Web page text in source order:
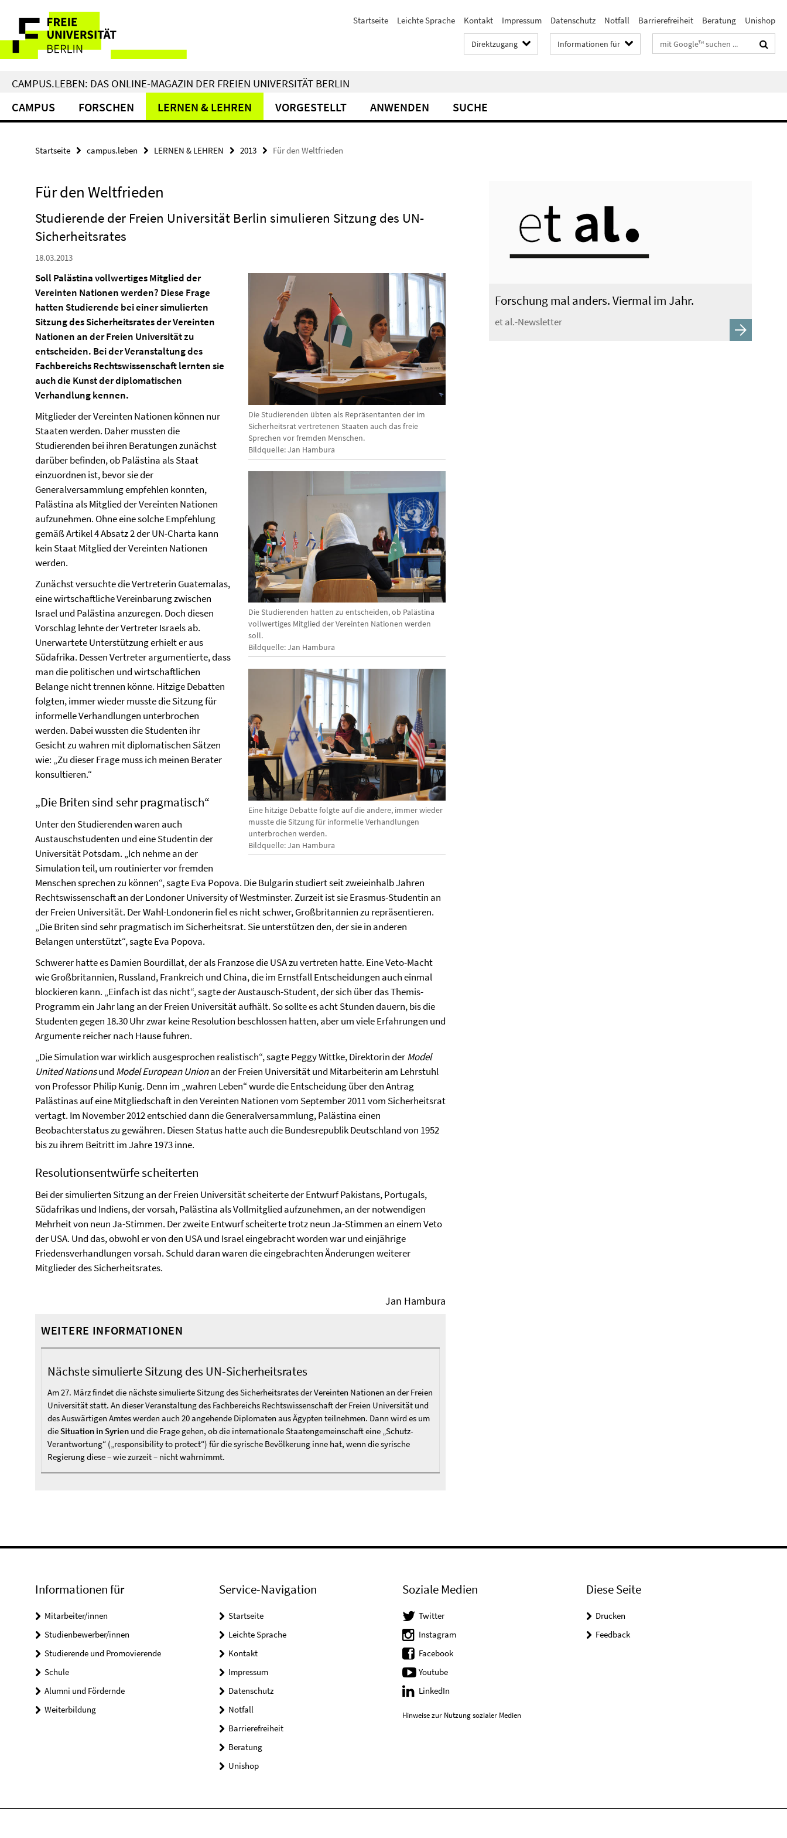
direkt
Inhalt
Service-
Navigation
Startseite Leichte Sprache Kontakt Impressum Datenschutz Notfall Barrierefreiheit Beratung Unishop
Direktzugang Informationen für Suchbegriffe
CAMPUS.LEBEN: DAS ONLINE-MAGAZIN DER FREIEN UNIVERSITÄT BERLIN
CAMPUS FORSCHEN LERNEN & LEHREN VORGESTELLT ANWENDEN SUCHE
Startseite campus.leben LERNEN & LEHREN 2013 Für den Weltfrieden
Für den Weltfrieden
Studierende der Freien Universität Berlin simulieren Sitzung des UN-
Sicherheitsrates
18.03.2013
Die Studierenden übten als Repräsentanten der im
Sicherheitsrat vertretenen Staaten auch das freie
Sprechen vor fremden Menschen.
Bildquelle: Jan Hambura
Die Studierenden hatten zu entscheiden, ob Palästina
vollwertiges Mitglied der Vereinten Nationen werden
soll.
Bildquelle: Jan Hambura
Eine hitzige Debatte folgte auf die andere, immer wieder
musste die Sitzung für informelle Verhandlungen
unterbrochen werden.
Bildquelle: Jan Hambura
Soll Palästina vollwertiges Mitglied der
Vereinten Nationen werden? Diese Frage
hatten Studierende bei einer simulierten
Sitzung des Sicherheitsrates der Vereinten
Nationen an der Freien Universität zu
entscheiden. Bei der Veranstaltung des
Fachbereichs Rechtswissenschaft lernten sie
auch die Kunst der diplomatischen
Verhandlung kennen.
Mitglieder der Vereinten Nationen können nur
Staaten werden. Daher mussten die
Studierenden bei ihren Beratungen zunächst
darüber befinden, ob Palästina als Staat
einzuordnen ist, bevor sie der
Generalversammlung empfehlen konnten,
Palästina als Mitglied der Vereinten Nationen
aufzunehmen. Ohne eine solche Empfehlung
gemäß Artikel 4 Absatz 2 der UN-Charta kann
kein Staat Mitglied der Vereinten Nationen
werden.
Zunächst versuchte die Vertreterin Guatemalas,
eine wirtschaftliche Vereinbarung zwischen
Israel und Palästina anzuregen. Doch diesen
Vorschlag lehnte der Vertreter Israels ab.
Unerwartete Unterstützung erhielt er aus
Südafrika. Dessen Vertreter argumentierte, dass
man die politischen und wirtschaftlichen
Belange nicht trennen könne. Hitzige Debatten
folgten, immer wieder musste die Sitzung für
informelle Verhandlungen unterbrochen
werden. Dabei wussten die Studenten ihr
Gesicht zu wahren mit diplomatischen Sätzen
wie: „Zu dieser Frage muss ich meinen Berater
konsultieren.“
„Die Briten sind sehr pragmatisch“
Unter den Studierenden waren auch
Austauschstudenten und eine Studentin der
Universität Potsdam. „Ich nehme an der
Simulation teil, um routinierter vor fremden
Menschen sprechen zu können“, sagte Eva Popova. Die Bulgarin studiert seit zweieinhalb Jahren
Rechtswissenschaft an der Londoner University of Westminster. Zurzeit ist sie Erasmus-Studentin an
der Freien Universität. Der Wahl-Londonerin fiel es nicht schwer, Großbritannien zu repräsentieren.
„Die Briten sind sehr pragmatisch im Sicherheitsrat. Sie unterstützen den, der sie in anderen
Belangen unterstützt“, sagte Eva Popova.
Schwerer hatte es Damien Bourdillat, der als Franzose die USA zu vertreten hatte. Eine Veto-Macht
wie Großbritannien, Russland, Frankreich und China, die im Ernstfall Entscheidungen auch einmal
blockieren kann. „Einfach ist das nicht“, sagte der Austausch-Student, der sich über das Themis-
Programm ein Jahr lang an der Freien Universität aufhält. So sollte es acht Stunden dauern, bis die
Studenten gegen 18.30 Uhr zwar keine Resolution beschlossen hatten, aber um viele Erfahrungen und
Argumente reicher nach Hause fuhren.
„Die Simulation war wirklich ausgesprochen realistisch“, sagte Peggy Wittke, Direktorin derModel
United Nationsund Model European Unionan der Freien Universität und Mitarbeiterin am Lehrstuhl
von Professor Philip Kunig. Denn im „wahren Leben“ wurde die Entscheidung über den Antrag
Palästinas auf eine Mitgliedschaft in den Vereinten Nationen vom September 2011 vom Sicherheitsrat
vertagt. Im November 2012 entschied dann die Generalversammlung, Palästina einen
Beobachterstatus zu gewähren. Diesen Status hatte auch die Bundesrepublik Deutschland von 1952
bis zu ihrem Beitritt im Jahre 1973 inne.
Resolutionsentwürfe scheiterten
Bei der simulierten Sitzung an der Freien Universität scheiterte der Entwurf Pakistans, Portugals,
Südafrikas und Indiens, der vorsah, Palästina als Vollmitglied aufzunehmen, an der notwendigen
Mehrheit von neun Ja-Stimmen. Der zweite Entwurf scheiterte trotz neun Ja-Stimmen an einem Veto
der USA. Und das, obwohl er von den USA und Israel eingebracht worden war und einjährige
Friedensverhandlungen vorsah. Schuld daran waren die eingebrachten Änderungen weiterer
Mitglieder des Sicherheitsrates.
Jan Hambura
WEITERE INFORMATIONEN
Nächste simulierte Sitzung des UN-Sicherheitsrates
Am 27. März findet die nächste simulierte Sitzung des Sicherheitsrates der Vereinten Nationen an der Freien
Universität statt. An dieser Veranstaltung des Fachbereichs Rechtswissenschaft der Freien Universität und
des Auswärtigen Amtes werden auch 20 angehende Diplomaten aus Ägypten teilnehmen. Dann wird es um
die Situation in Syrien und die Frage gehen, ob die internationale Staatengemeinschaft eine „Schutz-
Verantwortung“ („responsibility to protect“) für die syrische Bevölkerung inne hat, wenn die syrische
Regierung diese – wie zurzeit – nicht wahrnimmt.
Forschung mal anders. Viermal im Jahr.
et al.-Newsletter
Informationen für
Mitarbeiter/innen
Studienbewerber/innen
Studierende und Promovierende
Schule
Alumni und Fördernde
Weiterbildung
Service-Navigation
Startseite
Leichte Sprache
Kontakt
Impressum
Datenschutz
Notfall
Barrierefreiheit
Beratung
Unishop
Soziale Medien
Twitter
Instagram
Facebook
Youtube
LinkedIn
Hinweise zur Nutzung sozialer Medien
Diese Seite
Drucken
Feedback